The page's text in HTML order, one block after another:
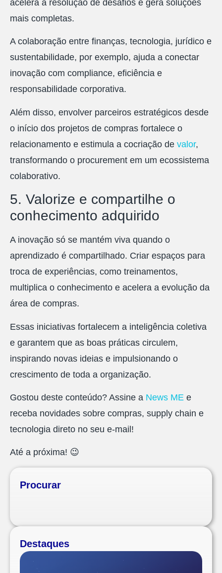
acelera a resolução de desafios e gera soluções
mais completas.
A colaboração entre finanças, tecnologia, jurídico e
sustentabilidade, por exemplo, ajuda a conectar
inovação com compliance, eficiência e
responsabilidade corporativa.
Além disso, envolver parceiros estratégicos desde
o início dos projetos de compras fortalece o
relacionamento e estimula a cocriação de valor,
transformando o procurement em um ecossistema
colaborativo.
5. Valorize e compartilhe o
conhecimento adquirido
A inovação só se mantém viva quando o
aprendizado é compartilhado. Criar espaços para
troca de experiências, como treinamentos,
multiplica o conhecimento e acelera a evolução da
área de compras.
Essas iniciativas fortalecem a inteligência coletiva
e garantem que as boas práticas circulem,
inspirando novas ideias e impulsionando o
crescimento de toda a organização.
Gostou deste conteúdo? Assine a News ME e
receba novidades sobre compras, supply chain e
tecnologia direto no seu e-mail!
Até a próxima! 😉
Procurar
Destaques